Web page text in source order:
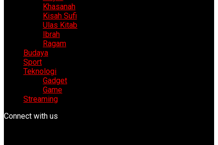
Khasanah
Kisah Sufi
Ulas Kitab
Ibrah
Ragam
Budaya
Sport
Teknologi
Gadget
Game
Streaming
Connect with us